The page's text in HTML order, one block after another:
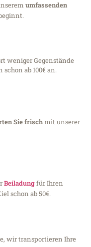
umfassenden
weniger Gegenstände
ab 100€ an.
Sie frischmit unserer
Beiladungfür Ihren
schon ab 50€.
wir transportieren Ihre